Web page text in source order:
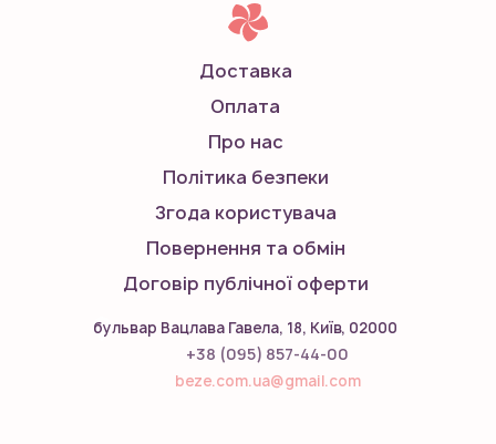
2. Додати необхідну кількість дропсів і ретельно
отримання більш насиченого відтінку.
Країна виробникабарвників YERO Colors: Україна.
Доставка
Оплата
Про нас
Політика безпеки
Згода користувача
Повернення та обмін
Договір публічної оферти
бульвар Вацлава Гавела, 18, Київ, 02000
+38 (095) 857-44-00
beze.com.ua@gmail.com